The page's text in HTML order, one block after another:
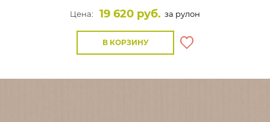
Цена:
19 620 руб. за рулон
В КОРЗИНУ